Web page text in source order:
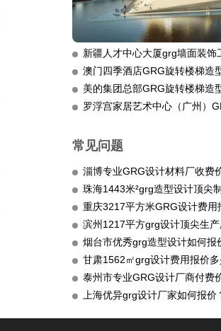
新疆人才中心大厦grg墙面装饰
澳门四季酒店GRG旋转楼梯造
美的集团总部GRG旋转楼梯造
罗浮宫家居艺术中心（广州）
常见问题
淄博专业GRG设计材料厂收费
重庆3217平方米GRG设计费用
滨州1217平方grg设计顶尖生
烟台市优秀grg造型设计如何报
甘肃1562㎡grg设计费用报价多
泰州市专业GRG设计厂商付费
上海优异grg设计厂家如何报价